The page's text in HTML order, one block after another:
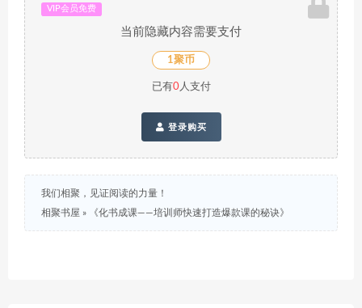
VIP会员免费
当前隐藏内容需要支付
1聚币
已有0人支付
登录购买
我们相聚，见证阅读的力量！
相聚书屋 » 《化书成课——培训师快速打造爆款课的秘诀》